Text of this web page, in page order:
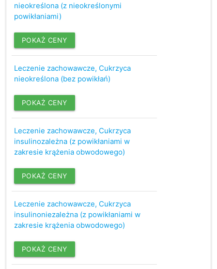
nieokreślona (z nieokreślonymi
powikłaniami)
POKAŻ CENY
Leczenie zachowawcze, Cukrzyca
nieokreślona (bez powikłań)
POKAŻ CENY
Leczenie zachowawcze, Cukrzyca
insulinozależna (z powikłaniami w
zakresie krążenia obwodowego)
POKAŻ CENY
Leczenie zachowawcze, Cukrzyca
insulinoniezależna (z powikłaniami w
zakresie krążenia obwodowego)
POKAŻ CENY